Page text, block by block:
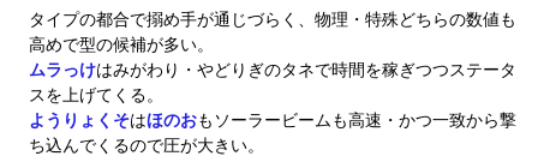
タイプの都合で搦め手が通じづらく、物理・特殊どちらの数値も
高めで型の候補が多い。
ムラっけはみがわり・やどりぎのタネで時間を稼ぎつつステータ
スを上げてくる。
ようりょくそはほのおもソーラービームも高速・かつ一致から撃
ち込んでくるので圧が大きい。